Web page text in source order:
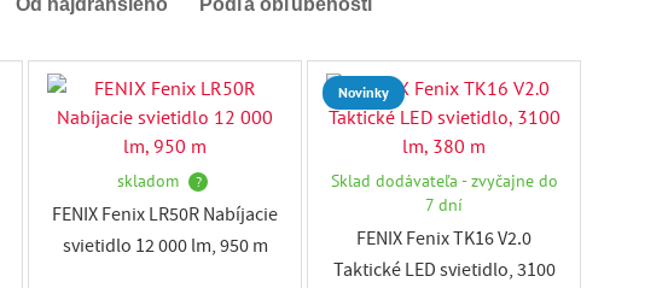
Od najdrahšieho Podľa obľúbenosti
skladom ?
FENIX Fenix LR50R Nabíjacie
svietidlo 12 000 lm, 950 m
Novinky
Sklad dodávateľa - zvyčajne do
7 dní
FENIX Fenix TK16 V2.0
Taktické LED svietidlo, 3100